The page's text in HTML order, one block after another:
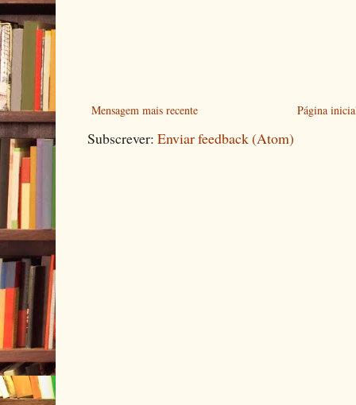
Mensagem mais recente Página
Subscrever: Enviar feedback (Atom)